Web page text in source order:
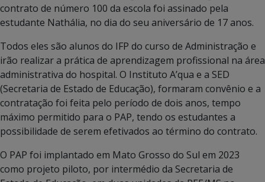
contrato de número 100 da escola foi assinado pela
estudante Nathália, no dia do seu aniversário de 17 anos.
Todos eles são alunos do IFP do curso de Administração e
irão realizar a prática de aprendizagem profissional na área
administrativa do hospital. O Instituto A’qua e a SED
(Secretaria de Estado de Educação), formaram convênio e a
contratação foi feita pelo período de dois anos, tempo
máximo permitido para o PAP, tendo os estudantes a
possibilidade de serem efetivados ao término do contrato.
O PAP foi implantado em Mato Grosso do Sul em 2023
como projeto piloto, por intermédio da Secretaria de